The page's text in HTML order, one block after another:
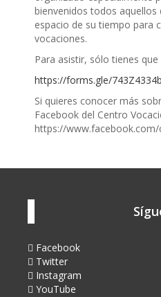
bienvenidos todos aquellos
espacio de su tiempo para
vocaciones.
Para asistir, sólo tienes
https://forms.gle/
Si quieres conocer más
Facebook del Centro
https://
Facebook
Twitter
Instagram
YouTube